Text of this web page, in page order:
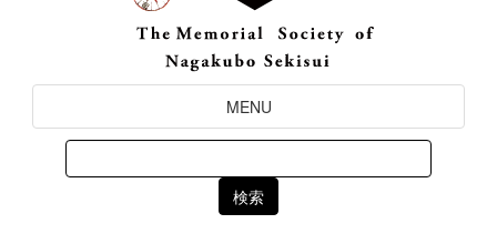
Toggle
Navigation
MENU
Search
for: